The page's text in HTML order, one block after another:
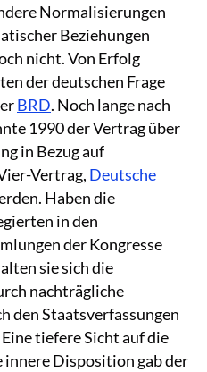
Normalisierungen
Beziehungen
nicht. Von Erfolg
der deutschen Frage
BRD. Noch lange nach
1990 der Vertrag über
in Bezug auf
Vertrag, Deutsche
Haben die
in den
der Kongresse
sie sich die
nachträgliche
den Staatsverfassungen
tiefere Sicht auf die
innere Disposition gab der